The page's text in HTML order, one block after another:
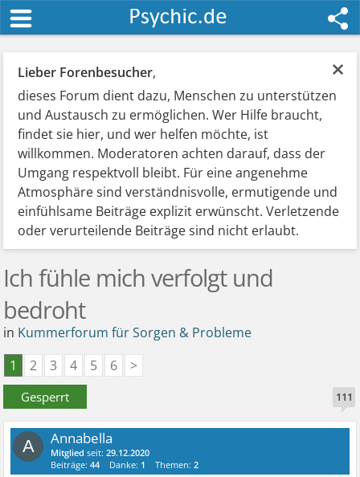
×
Lieber Forenbesucher,
dieses Forum dient dazu, Menschen zu unterstützen
und Austausch zu ermöglichen. Wer Hilfe braucht,
findet sie hier, und wer helfen möchte, ist
willkommen. Moderatoren achten darauf, dass der
Umgang respektvoll bleibt. Für eine angenehme
Atmosphäre sind verständnisvolle, ermutigende und
einfühlsame Beiträge explizit erwünscht. Verletzende
oder verurteilende Beiträge sind nicht erlaubt.
Ich fühle mich verfolgt und
bedroht
in Kummerforum für Sorgen & Probleme
1
2 3 4 5 6 >
Gesperrt 111
A Annabella
Mitglied seit:29.12.2020
Beiträge:44 Danke: 1 Themen:2